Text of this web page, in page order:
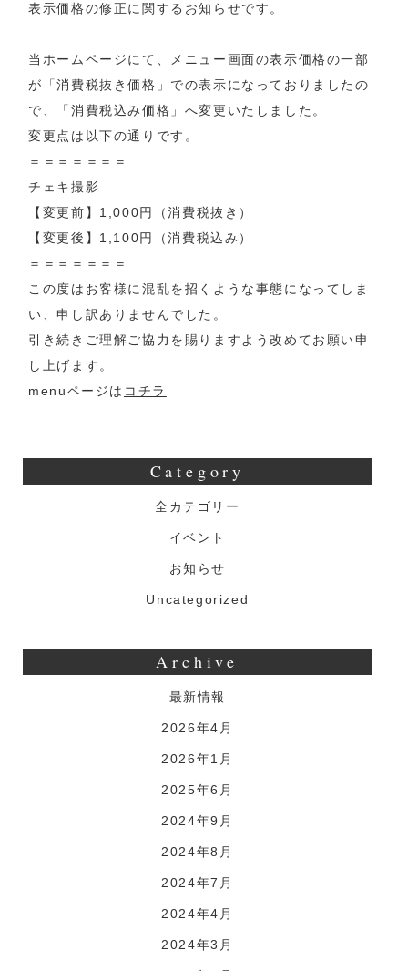
表示価格の修正に関するお知らせです。
当ホームページにて、メニュー画面の表示価格の一部
が「消費税抜き価格」 での表示になっておりましたの
で、「消費税込み価格」 へ変更いたしました。
変更点は以下の通りです。
＝＝＝＝＝＝＝
チェキ撮影
【変更前】1,000円（消費税抜き）
【変更後】1,100円（消費税込み）
＝＝＝＝＝＝＝
この度はお客様に混乱を招くような事態になってしま
い、申し訳ありませんでした。
引き続きご理解ご協力を賜りますよう改めてお願い申
し上げます。
menuページは コチラ
Category
全カテゴリー
イベント
お知らせ
Uncategorized
Archive
最新情報
2026年4月
2026年1月
2025年6月
2024年9月
2024年8月
2024年7月
2024年4月
2024年3月